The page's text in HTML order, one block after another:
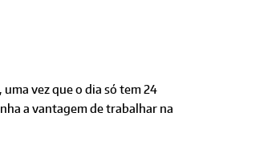
vez que o dia só tem 24
a vantagem de trabalhar na